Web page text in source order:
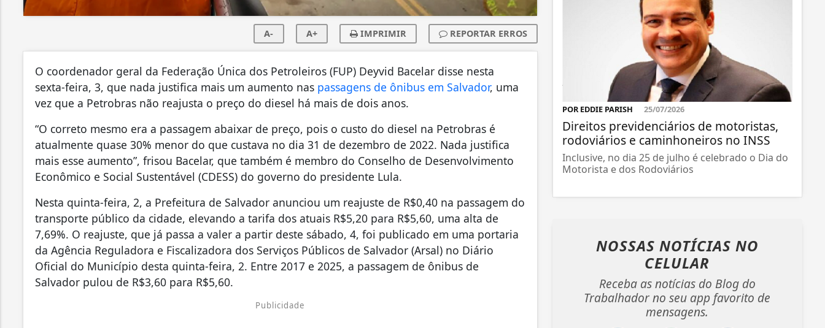
A- A+ IMPRIMIR REPORTAR ERROS
O coordenador geral da Federação Única dos Petroleiros (FUP) Deyvid Bacelar disse nesta
sexta-feira, 3, que nada justifica mais um aumento nas passagens de ônibus em Salvador, uma
vez que a Petrobras não reajusta o preço do diesel há mais de dois anos.
“O correto mesmo era a passagem abaixar de preço, pois o custo do diesel na Petrobras é
atualmente quase 30% menor do que custava no dia 31 de dezembro de 2022. Nada justifica
mais esse aumento”, frisou Bacelar, que também é membro do Conselho de Desenvolvimento
Econômico e Social Sustentável (CDESS) do governo do presidente Lula.
Nesta quinta-feira, 2, a Prefeitura de Salvador anunciou um reajuste de R$0,40 na passagem do
transporte público da cidade, elevando a tarifa dos atuais R$5,20 para R$5,60, uma alta de
7,69%. O reajuste, que já passa a valer a partir deste sábado, 4, foi publicado em uma portaria
da Agência Reguladora e Fiscalizadora dos Serviços Públicos de Salvador (Arsal) no Diário
Oficial do Município desta quinta-feira, 2. Entre 2017 e 2025, a passagem de ônibus de
Salvador pulou de R$3,60 para R$5,60.
Publicidade
POR EDDIE PARISH 25/07/2026
Direitos previdenciários de motoristas,
rodoviários e caminhoneiros no INSS
Inclusive, no dia 25 de julho é celebrado o Dia do
Motorista e dos Rodoviários
NOSSAS NOTÍCIAS NO
CELULAR
Receba as notícias do Blog do
Trabalhador no seu app favorito de
mensagens.